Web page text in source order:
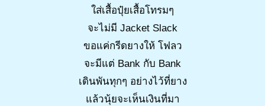
ใส่เสื้อปุ๋ยเสื้อโทรมๆ
จะไม่มี Jacket Slack
ขอแค่กรีดยางให้ โฟลว
จะมีแต่ Bank กับ Bank
เดินพันทุกๆ อย่างไว้ที่ยาง
แล้วนุ้ยจะเห็นเงินที่มา